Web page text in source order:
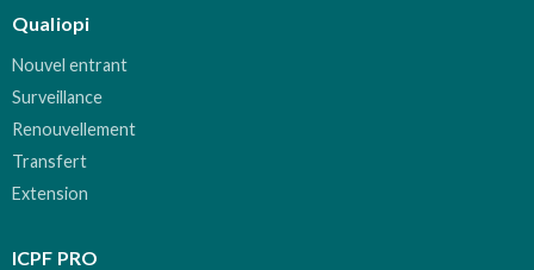
Qualiopi
Nouvel entrant
Surveillance
Renouvellement
Transfert
Extension
ICPF PRO